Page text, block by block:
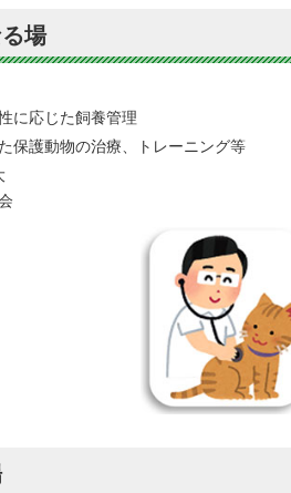
場
に応じた飼養管理
保護動物の治療、トレーニング等